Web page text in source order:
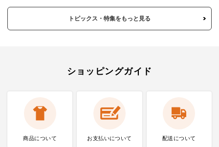
トピックス・特集をもっと見る
ショッピングガイド
商品について お支払いについて 配送について